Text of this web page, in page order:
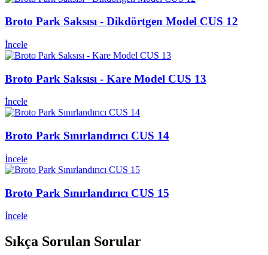
Broto Park Saksısı - Dikdörtgen Model CUS 12
İncele
Broto Park Saksısı - Kare Model CUS 13
İncele
Broto Park Sınırlandırıcı CUS 14
İncele
Broto Park Sınırlandırıcı CUS 15
İncele
Sıkça Sorulan Sorular